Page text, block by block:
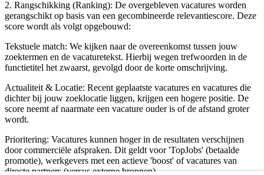
2. Rangschikking (Ranking): De overgebleven vacatures worden
gerangschikt op basis van een gecombineerde relevantiescore. Deze
score wordt als volgt opgebouwd:
Tekstuele match: We kijken naar de overeenkomst tussen jouw
zoektermen en de vacaturetekst. Hierbij wegen trefwoorden in de
functietitel het zwaarst, gevolgd door de korte omschrijving.
Actualiteit & Locatie: Recent geplaatste vacatures en vacatures die
dichter bij jouw zoeklocatie liggen, krijgen een hogere positie. De
score neemt af naarmate een vacature ouder is of de afstand groter
wordt.
Prioritering: Vacatures kunnen hoger in de resultaten verschijnen
door commerciële afspraken. Dit geldt voor 'TopJobs' (betaalde
promotie), werkgevers met een actieve 'boost' of vacatures van
directe partners (versus externe bronnen).